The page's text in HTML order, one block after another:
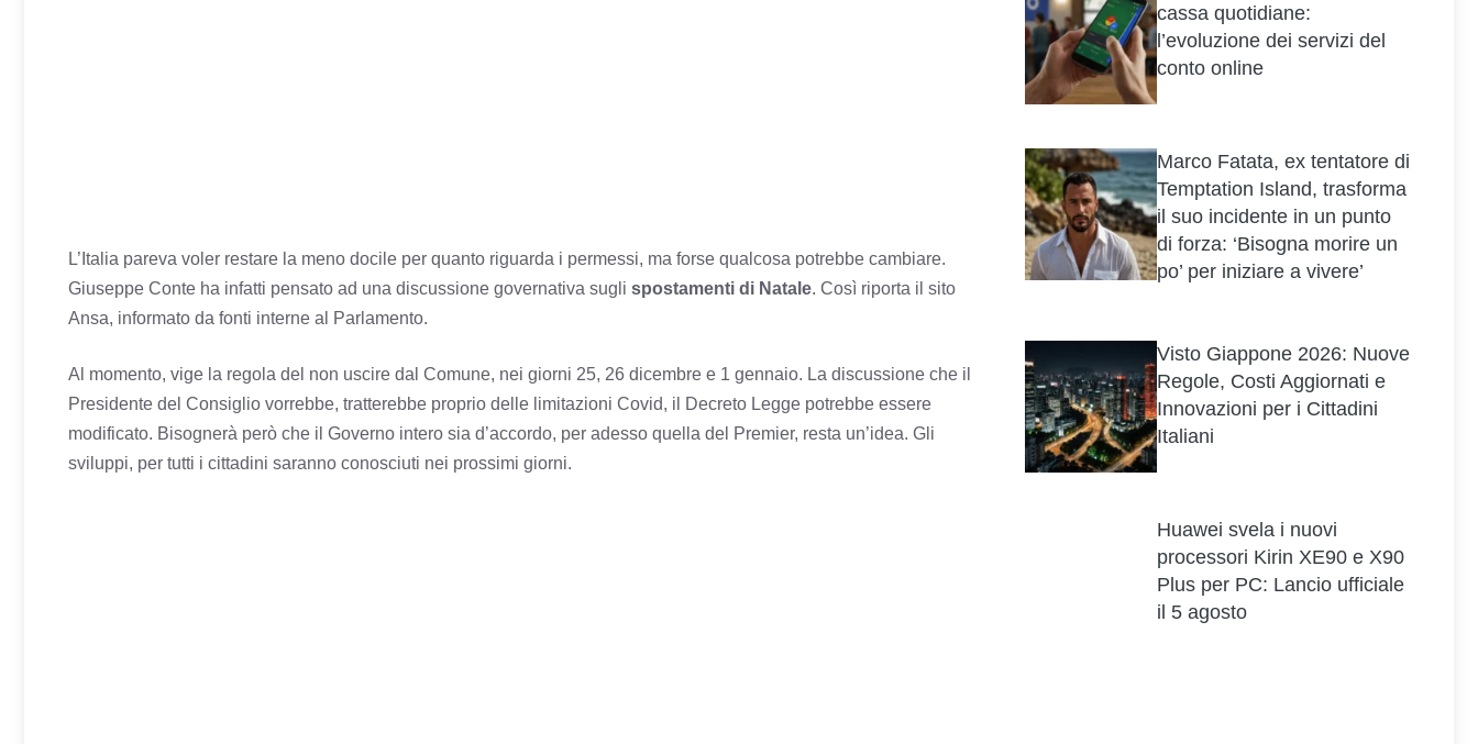
L’Italia pareva voler restare la meno docile per quanto riguarda i permessi, ma forse qualcosa potrebbe cambiare.
Giuseppe Conte ha infatti pensato ad una discussione governativa sugli spostamenti di Natale. Così riporta il sito
Ansa, informato da fonti interne al Parlamento.
Al momento, vige la regola del non uscire dal Comune, nei giorni 25, 26 dicembre e 1 gennaio. La discussione che il
Presidente del Consiglio vorrebbe, tratterebbe proprio delle limitazioni Covid, il Decreto Legge potrebbe essere
modificato. Bisognerà però che il Governo intero sia d’accordo, per adesso quella del Premier, resta un’idea. Gli
sviluppi, per tutti i cittadini saranno conosciuti nei prossimi giorni.
cassa quotidiane:
l’evoluzione dei servizi del
conto online
Marco Fatata, ex tentatore di
Temptation Island, trasforma
il suo incidente in un punto
di forza: ‘Bisogna morire un
po’ per iniziare a vivere’
Visto Giappone 2026: Nuove
Regole, Costi Aggiornati e
Innovazioni per i Cittadini
Italiani
Huawei svela i nuovi
processori Kirin XE90 e X90
Plus per PC: Lancio ufficiale
il 5 agosto